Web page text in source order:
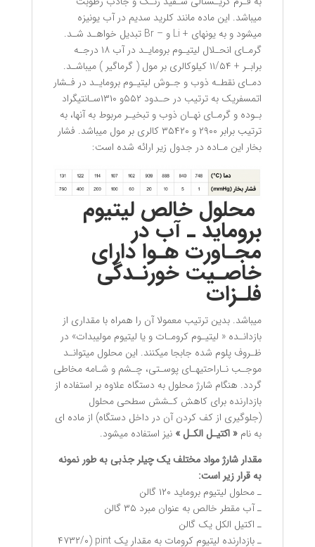
میباشد. این ماده مانند کلرید سدیم در آب یونیزه
میشود و به یونهای + Li و – Br تبدیل خواهـد شـد.
گرمـای انحـلال لیتیـوم برومایـد در آب ١٨ درجـه
برابـر + ١١/۵۴ کیلوکالری بر مول ( گرماگیر ) میباشـد.
دمـای نقطـه ذوب و جـوش لیتیـوم برومایـد در فـشار
اتمسفریک به ترتیب در حـدود ۵۵٢و ١٣١٠سـانتیگراد
بـوده و گرمـای نهـان ذوب و تبخیـر مربوط به آنها، به
ترتیب برابر ٢٩٠٠ و ٣۵۴٢٠ کالری بر مول میباشد. فشار
بخار این مـاده در جدول زیر ارائه شده است:
محلول خالص لیتیوم
بروماید ـ آب در
مجـاورت هـوا دارای
خاصـیت خورنـدگی
فلـزات
میباشد. بدین ترتیب معمولا آن را همراه با مقداری از
بازدانـده « لیتیـوم کرومـات و یا لیتیوم مولیبدات» در
ظـروف پلوم شده جابجا میکنند. این محلول میتوانـد
موجـب نـاراحتیهـای پوسـتی، چـشم و شـامه مخاطی
گردد. هنگام شارژ محلول به دستگاه علاوه بر استفاده از
بازدارنده برای کاهش کـشش سطحی محلول
(جلوگیری از کف کردن آن در داخل دستگاه) از ماده ای
به نام « اکتیـل الکـل » نیز استفاده میشود.
مقدار شارژ مواد مختلف یک چیلر جذبی به طور نمونه
به قرار زیر است:
ـ محلول لیتیوم بروماید ١٢٠ گالن
ـ آب مقطر خالص به عنوان مبرد ٣۵ گالن
ـ اکتیل الکل یک گالن
ـ بازدارنده لیتیوم کرومات به مقدار یک pint (٠/۴٧٣٢